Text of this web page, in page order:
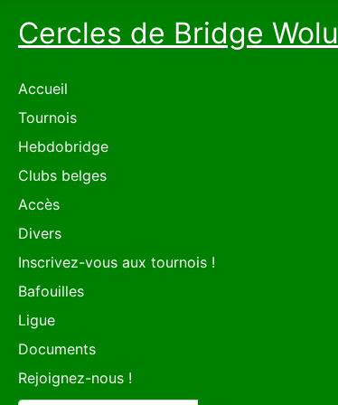
Cercles de Bridge
Accueil
Tournois
Hebdobridge
Clubs belges
Accès
Divers
Inscrivez-vous aux tournois !
Bafouilles
Ligue
Documents
Rejoignez-nous !